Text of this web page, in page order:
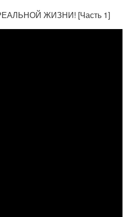
ЖИЗНИ! [Часть 1]